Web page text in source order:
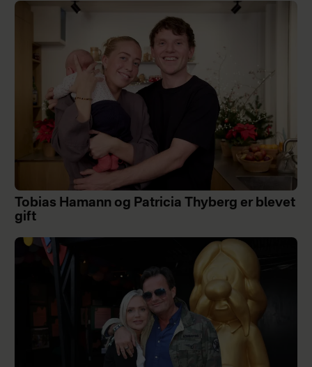
Tobias Hamann og Patricia Thyberg er blevet
gift